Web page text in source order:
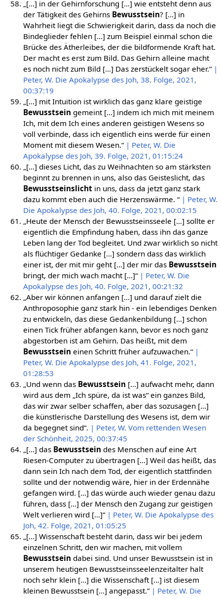
„[…] in der Gehirnforschung […] wie entsteht denn aus
der Tätigkeit des Gehirns Bewusstsein? […] in
Wahrheit liegt die Schwierigkeit darin, dass da noch die
Bindeglieder fehlen […] zum Beispiel einmal schon die
Brücke des Ätherleibes, der die bildformende Kraft hat.
Der macht es erst zum Bild. Das Gehirn alleine macht
es noch nicht zum Bild […] Das zerstückelt sogar eher.“ |
Peter, W. Die Apokalypse des Joh, 38. Folge, 2021,
00:37:19
„[…] mit Intuition ist wirklich das ganz klare geistige
Bewusstsein gemeint […] indem ich mich mit meinem
Ich, mit dem Ich eines anderen geistigen Wesens so
voll verbinde, dass ich eigentlich eins werde für einen
Moment mit diesem Wesen.“ | Peter, W. Die
Apokalypse des Joh, 39. Folge, 2021, 01:15:24
„[…] dieses Licht, das zu Weihnachten so am stärksten
beginnt zu brennen in uns, also das Geisteslicht, das
Bewusstseinslichtin uns, dass da jetzt ganz stark
dazu kommt eben auch die Herzenswärme. “ | Peter, W.
Die Apokalypse des Joh, 40. Folge, 2021, 00:02:15
„Heute der Mensch der Bewusstseinsseele […] sollte er
eigentlich die Empfindung haben, dass ihn das ganze
Leben lang der Tod begleitet. Und zwar wirklich so nicht
als flüchtiger Gedanke […] sondern dass das wirklich
einer ist, der mit mir geht […] der mir das Bewusstsein
bringt, der mich wach macht […]“ | Peter, W. Die
Apokalypse des Joh, 40. Folge, 2021, 00:21:32
„Aber wir können anfangen […] und darauf zielt die
Anthroposophie ganz stark hin - ein lebendiges Denken
zu entwickeln, das diese Gedankenbildung […] schon
einen Tick früher abfangen kann, bevor es noch ganz
abgestorben ist am Gehirn. Das heißt, mit dem
Bewusstsein einen Schritt früher aufzuwachen.“ |
Peter, W. Die Apokalypse des Joh, 41. Folge, 2021,
01:28:53
„Und wenn das Bewusstsein […] aufwacht mehr, dann
wird aus dem „Ich spüre, da ist was“ ein ganzes Bild,
das wir zwar selber schaffen, aber das sozusagen […]
die künstlerische Darstellung des Wesens ist, dem wir
da begegnet sind“. | Peter, W. Vom rettenden Wesen
der Schönheit, 2025, 00:37:45
„[…] das Bewusstsein des Menschen auf eine Art
Riesen-Computer zu übertragen […] Weil das heißt, das
dann sein Ich nach dem Tod, der eigentlich stattfinden
sollte und der notwendig wäre, hier in der Erdennähe
gefangen wird. […] das würde auch wieder genau dazu
führen, dass […] der Mensch den Zugang zur geistigen
Welt verlieren wird […]“ | Peter, W. Die Apokalypse des
Joh, 42. Folge, 2021, 01:05:25
„[…] Wissenschaft besteht darin, dass wir bei jedem
einzelnen Schritt, den wir machen, mit vollem
Bewusstsein dabei sind. Und unser Bewusstsein ist in
unserem heutigen Bewusstseinsseelenzeitalter halt
noch sehr klein […] die Wissenschaft […] ist diesem
kleinen Bewusstsein […] angepasst.” | Peter, W. Die